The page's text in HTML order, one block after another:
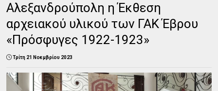
Αλεξανδρούπολη η Έκθεση
αρχειακού υλικού των ΓΑΚ Έβρου
«Πρόσφυγες 1922-1923»
Τρίτη 21 Νοεμβρίου 2023